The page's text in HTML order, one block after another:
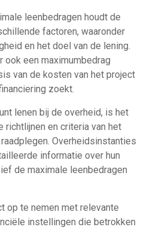
leenbedragen houdt de
factoren, waaronder
en het doel van de lening.
ook een maximumbedrag
van de kosten van het project
zoekt.
lenen bij de overheid, is het
en criteria van het
Overheidsinstanties
informatie over hun
de maximale leenbedragen
op te nemen met relevante
instellingen die betrokken